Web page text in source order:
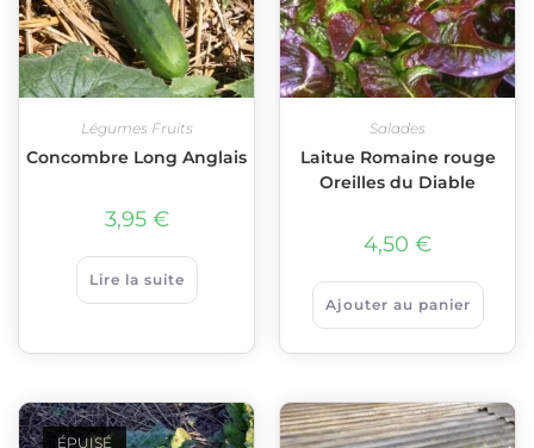
Légumes Fruits
Concombre Long Anglais
3,95 €
Lire la suite
Salades
Laitue Romaine rouge
Oreilles du Diable
4,50 €
Ajouter au panier
ÉPUISÉ